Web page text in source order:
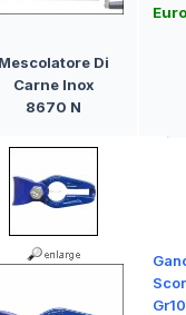
Mescolatore Di
Carne Inox
8670 N